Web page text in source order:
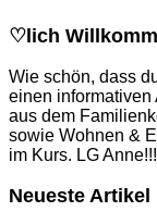
♡lich
Wie schön, dass
einen informativen
aus dem
sowie Wohnen &
im Kurs. LG Anne!!!
Neueste Artikel